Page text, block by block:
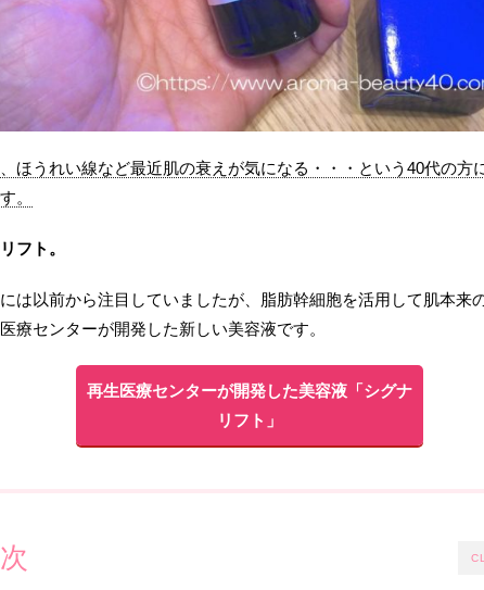
ほうれい線など最近肌の衰えが気になる・・・という40代の方
。
フト。
は以前から注目していましたが、脂肪幹細胞を活用して肌本来
療センターが開発した新しい美容液です。
再生医療センターが開発した美容液「シグナ
リフト」